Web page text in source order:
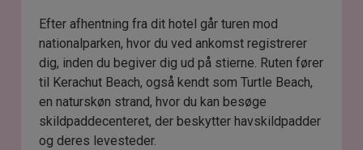
Efter afhentning fra dit hotel går turen mod
nationalparken, hvor du ved ankomst registrerer
dig, inden du begiver dig ud på stierne. Ruten fører
til Kerachut Beach, også kendt som Turtle Beach,
en naturskøn strand, hvor du kan besøge
skildpaddecenteret, der beskytter havskildpadder
og deres levesteder.